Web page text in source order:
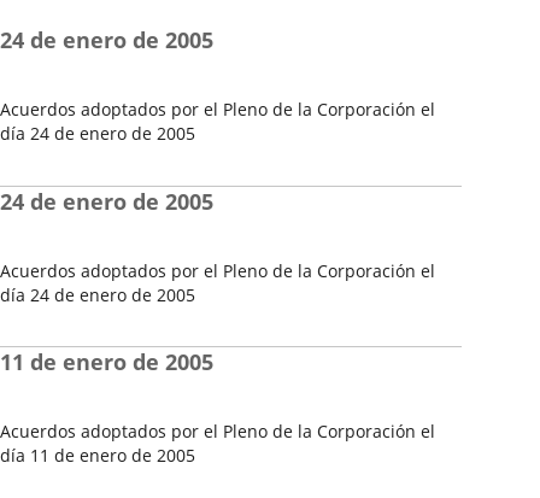
Acuerdos adoptados por el Pleno de la Corporación el
día 24 de enero de 2005
del
Pleno
24 de enero de 2005
Acuerdos adoptados por el Pleno de la Corporación el
día 24 de enero de 2005
del
Pleno
24 de enero de 2005
Acuerdos adoptados por el Pleno de la Corporación el
día 11 de enero de 2005
11 de enero de 2005